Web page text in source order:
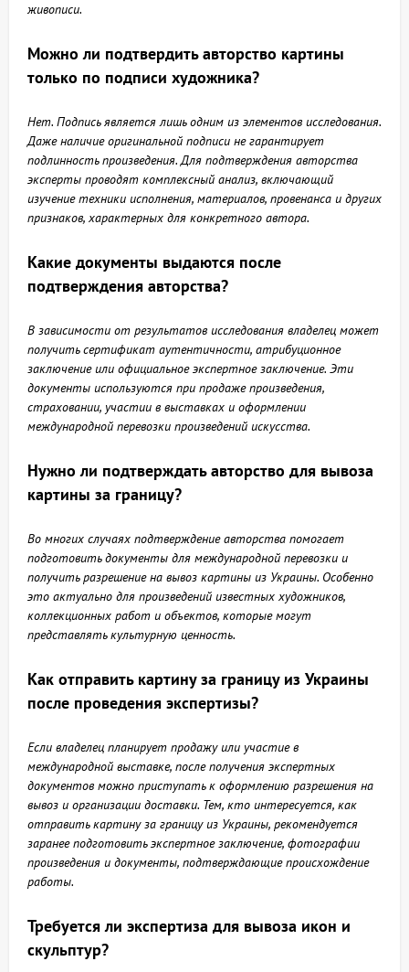
живописи.
Можно ли подтвердить авторство картины
только по подписи художника?
Нет. Подпись является лишь одним из элементов исследования.
Даже наличие оригинальной подписи не гарантирует
подлинность произведения. Для подтверждения авторства
эксперты проводят комплексный анализ, включающий
изучение техники исполнения, материалов, провенанса и других
признаков, характерных для конкретного автора.
Какие документы выдаются после
подтверждения авторства?
В зависимости от результатов исследования владелец может
получить сертификат аутентичности, атрибуционное
заключение или официальное экспертное заключение. Эти
документы используются при продаже произведения,
страховании, участии в выставках и оформлении
международной перевозки произведений искусства.
Нужно ли подтверждать авторство для вывоза
картины за границу?
Во многих случаях подтверждение авторства помогает
подготовить документы для международной перевозки и
получить разрешение на вывоз картины из Украины. Особенно
это актуально для произведений известных художников,
коллекционных работ и объектов, которые могут
представлять культурную ценность.
Как отправить картину за границу из Украины
после проведения экспертизы?
Если владелец планирует продажу или участие в
международной выставке, после получения экспертных
документов можно приступать к оформлению разрешения на
вывоз и организации доставки. Тем, кто интересуется, как
отправить картину за границу из Украины, рекомендуется
заранее подготовить экспертное заключение, фотографии
произведения и документы, подтверждающие происхождение
работы.
Требуется ли экспертиза для вывоза икон и
скульптур?